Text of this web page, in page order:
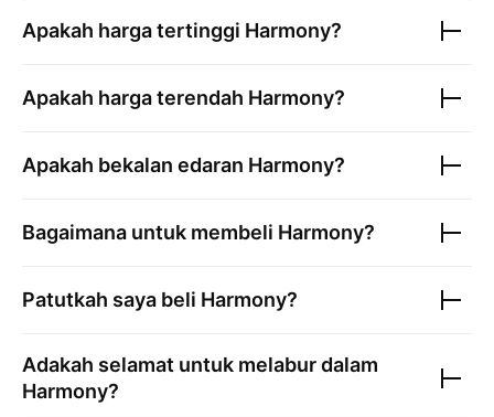
Apakah harga tertinggi Harmony?
Apakah harga terendah Harmony?
Apakah bekalan edaran Harmony?
Bagaimana untuk membeli Harmony?
Patutkah saya beli Harmony?
Adakah selamat untuk melabur dalam
Harmony?